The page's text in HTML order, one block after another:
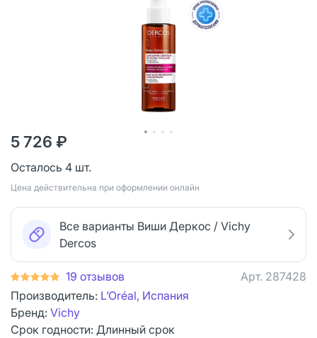
5 726 ₽
Осталось 4 шт.
Цена действительна при оформлении онлайн
Все варианты Виши Деркос / Vichy
Dercos
19 отзывов Арт. 287428
Производитель: L’Oréal, Испания
Бренд: Vichy
Срок годности: Длинный срок